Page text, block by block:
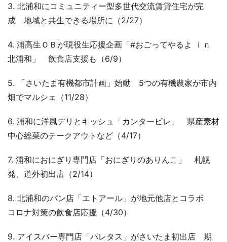
3. 北浦和にコミュニティー型多世代交流賃貸住宅が完
成 地域と共生できる場所に（2/27）
4. 浦高生ＯＢが現役生応援企画「#おごってやるよ ｉｎ
北浦和」 飲食店支援も（6/9）
5. 「さいたま有機都市計画」始動 5つの有機農家が市内
畑でマルシェ（11/28）
6. 浦和に洋風デリとキッシュ「カンタービレ」 県産素材
中心総菜のテークアウトなど（4/17）
7. 浦和におにぎり専門店「おにぎりのありんこ」 札幌
発、道外初出店（2/14）
8. 北浦和のパン店「エトアール」が地元他店とコラボ
コロナ対策の飲食店応援（4/30）
9. アイスバー専門店「パレタス」がさいたま初出店 期